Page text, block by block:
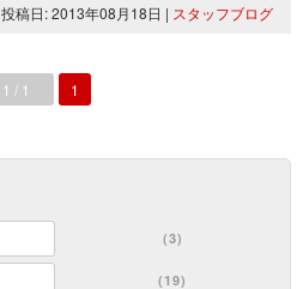
投稿日: 2013年08月18日 | スタッフブログ
1 / 1 1
(3)
(19)